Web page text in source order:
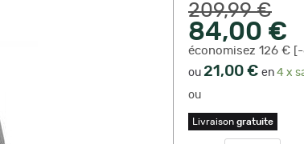
209,99 €
84,00 €
économisez 126 € [-
ou 21,00 € en 4 x
ou
Livraison gratuite